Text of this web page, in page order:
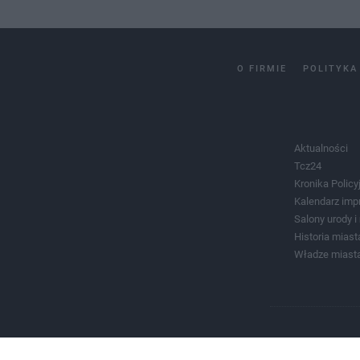
O FIRMIE POLITYKA
Aktualności
Tcz24
Kronika
Kalendarz
Salony urody i
Historia
Władze